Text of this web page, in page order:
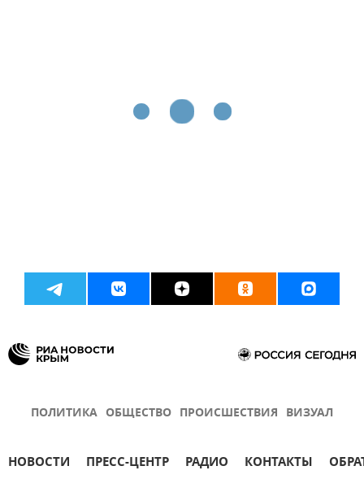
ПОЛИТИКА ОБЩЕСТВО ПРОИСШЕСТВИЯ ВИЗУАЛ
НОВОСТИ ПРЕСС-ЦЕНТР РАДИО КОНТАКТЫ